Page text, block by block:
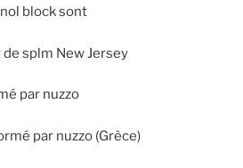
block sont
splm New Jersey
par nuzzo
par nuzzo (Grèce)